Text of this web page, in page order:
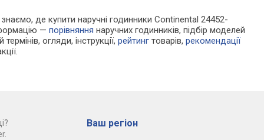
де купити наручні годинники Continental 24452-
—порівняння наручних годинників, підбір моделей
огляди, інструкції,рейтинг товарів,рекомендації
Ваш регіон